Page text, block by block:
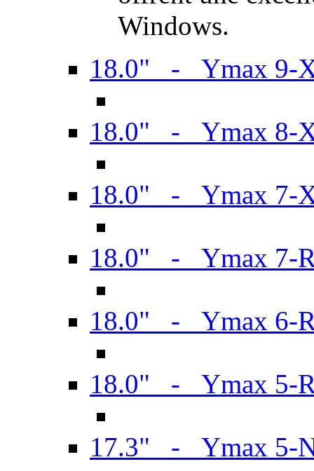
Windows.
18.0" - Ymax 9-
18.0" - Ymax 8-
18.0" - Ymax 7-
18.0" - Ymax 7-
18.0" - Ymax 6-
18.0" - Ymax 5-
17.3" - Ymax 5-